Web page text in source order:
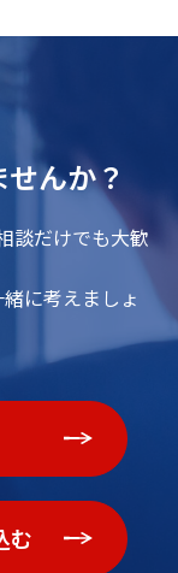
んか？
談だけでも大歓
に考えましょ
む